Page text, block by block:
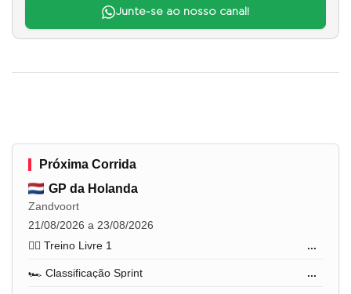
Junte-se ao nosso canal!
Próxima Corrida
GP da Holanda
Zandvoort
21/08/2026 a 23/08/2026
🏋️‍♂️ Treino Livre 1
...
🏎️ Classificação Sprint ...